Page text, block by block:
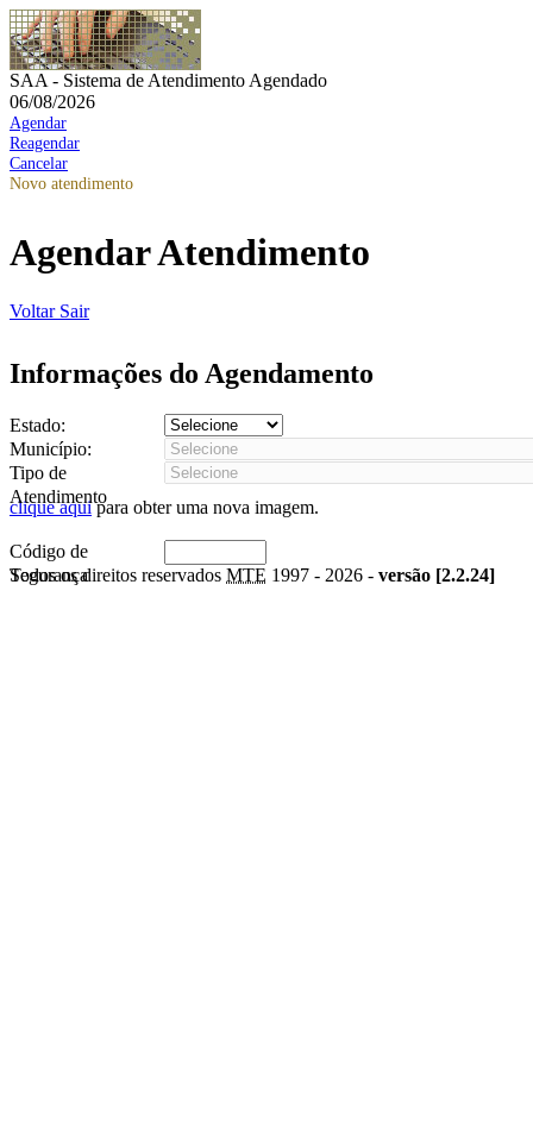
SAA - Sistema de Atendimento Agendado
06/08/2026
Agendar
Reagendar
Cancelar
Novo atendimento
Agendar Atendimento
Voltar Sair
Informações do Agendamento
Estado:
Município:
Tipo de
Atendimento
clique aquipara obter uma nova imagem.
Código de
Segurança
Todos os direitos reservados MTE 1997 - 2026 - versão [2.2.24]